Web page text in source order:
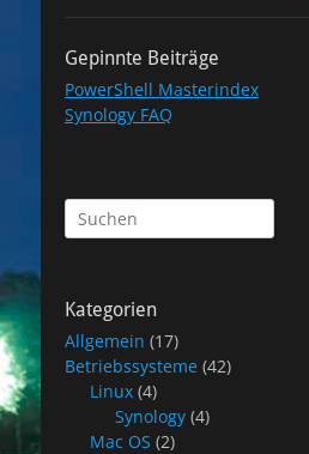
Gepinnte Beiträge
PowerShell Masterindex
Synology FAQ
Suchen
nach:
Kategorien
Allgemein (17)
Betriebssysteme (42)
Linux (4)
Synology (4)
Mac OS (2)